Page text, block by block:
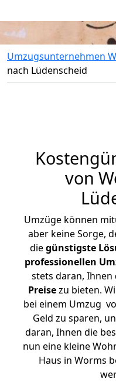
Umzugsunternehmen
nach Lüdenscheid
von
Umzüge können
aber keine Sorge,
diegünstigste
professionellen
stets daran, Ihnen
Preisezu bieten.
bei einem Umzug
Geld zu sparen,
daran, Ihnen die
nun eine kleine
Haus in Worms